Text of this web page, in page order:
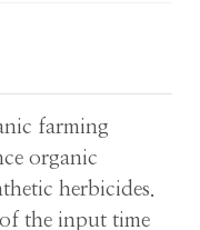
farming
organic
herbicides.
the input time